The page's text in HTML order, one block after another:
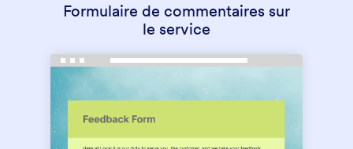
Formulaire de commentaires sur
le service